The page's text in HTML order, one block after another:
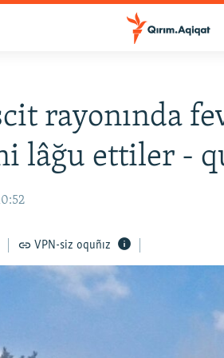
rayonında
lâğu ettiler -
VPN-siz oquñız